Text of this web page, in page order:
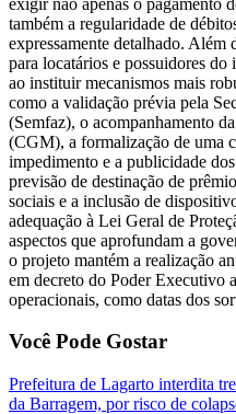
também a regularidade de
expressamente detalhado.
para locatários e possuidores
ao instituir mecanismos mais
como a validação prévia pela
(Semfaz), o acompanhamento
(CGM), a formalização de uma
impedimento e a publicidade
previsão de destinação de
sociais e a inclusão de
adequação à Lei Geral de
aspectos que aprofundam a
o projeto mantém a realização
em decreto do Poder Executivo
operacionais, como datas dos
Você Pode Gostar
Prefeitura de Lagarto interdita
da Barragem, por risco de